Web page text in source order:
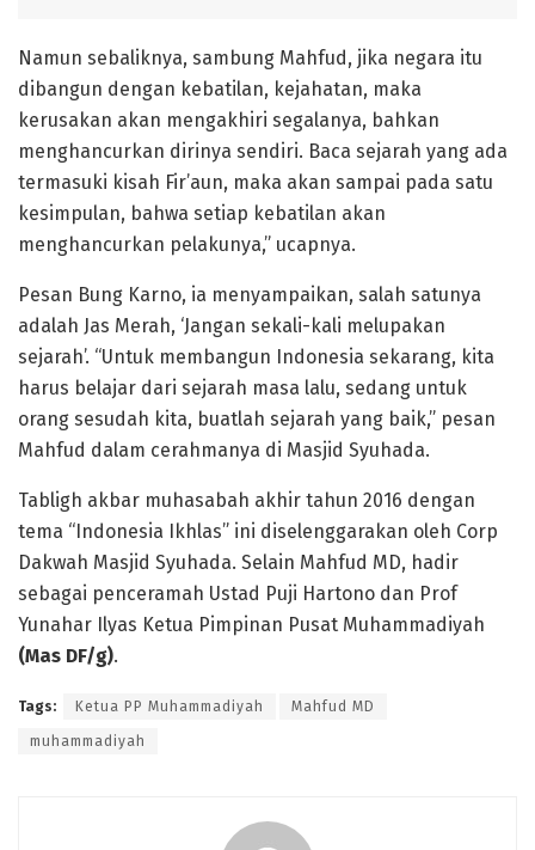
Namun sebaliknya, sambung Mahfud, jika negara itu
dibangun dengan kebatilan, kejahatan, maka
kerusakan akan mengakhiri segalanya, bahkan
menghancurkan dirinya sendiri. Baca sejarah yang ada
termasuki kisah Fir’aun, maka akan sampai pada satu
kesimpulan, bahwa setiap kebatilan akan
menghancurkan pelakunya,” ucapnya.
Pesan Bung Karno, ia menyampaikan, salah satunya
adalah Jas Merah, ‘Jangan sekali-kali melupakan
sejarah’. “Untuk membangun Indonesia sekarang, kita
harus belajar dari sejarah masa lalu, sedang untuk
orang sesudah kita, buatlah sejarah yang baik,” pesan
Mahfud dalam cerahmanya di Masjid Syuhada.
Tabligh akbar muhasabah akhir tahun 2016 dengan
tema “Indonesia Ikhlas” ini diselenggarakan oleh Corp
Dakwah Masjid Syuhada. Selain Mahfud MD, hadir
sebagai penceramah Ustad Puji Hartono dan Prof
Yunahar Ilyas Ketua Pimpinan Pusat Muhammadiyah
(Mas DF/g).
Tags: Ketua PP Muhammadiyah Mahfud MD
muhammadiyah